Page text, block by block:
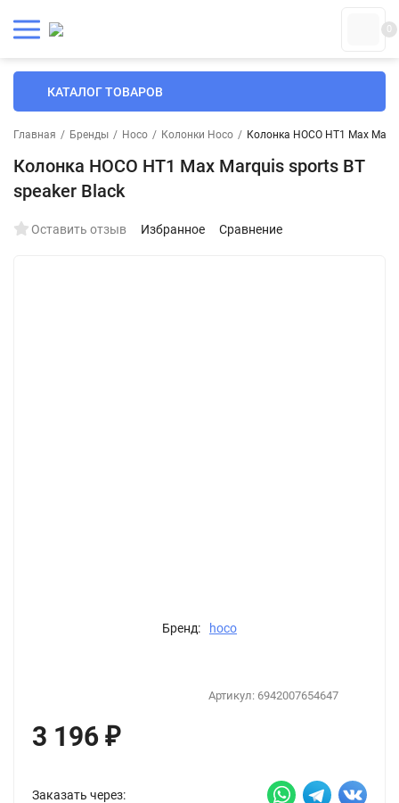
0
КАТАЛОГ ТОВАРОВ
Главная / Бренды / Hoco / Колонки Hoco / Колонка HOCO HT1 Max
Колонка HOCO HT1 Max Marquis sports BT
speaker Black
Оставить отзыв Избранное Сравнение
Бренд: hoco
Артикул: 6942007654647
3 196 ₽
Заказать через: